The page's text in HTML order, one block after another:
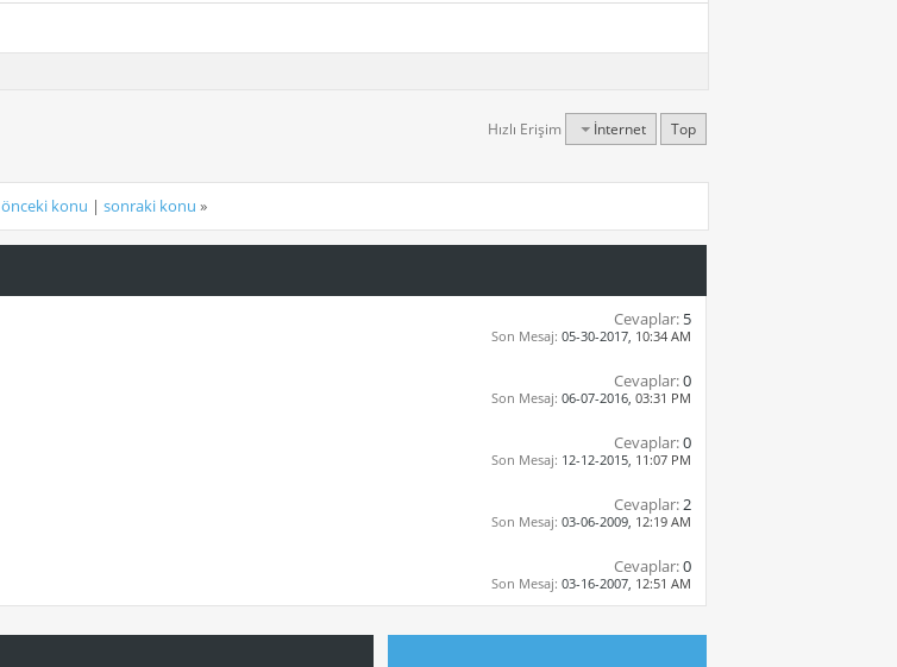
Hızlı Erişim İnternet Top
önceki konu | sonraki konu »
Cevaplar: 5
Son Mesaj: 05-30-2017, 10:34 AM
Cevaplar:0
Son Mesaj: 06-07-2016, 03:31 PM
Cevaplar:0
Son Mesaj: 12-12-2015, 11:07 PM
Cevaplar:2
Son Mesaj: 03-06-2009, 12:19 AM
Cevaplar:0
Son Mesaj: 03-16-2007, 12:51 AM